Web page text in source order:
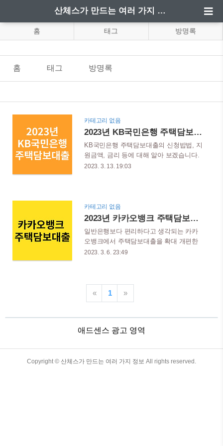
산체스가 만드는 여러 가지 정보
홈 태그 방명록
홈 태그 방명록
카테고리 없음
2023년 KB국민은행 주택담보대출 신청방법
KB국민은행 주택담보대출의 신청밥법, 지
원금액, 금리 등에 대해 알아 보겠습니다.
정확한 명칭은 'KB 주택담보대출' 이며, 투
다. 목차 KB주택담보대출 상품의 특징 혼
합금이와 변동금리 중 선택이 가능한 주택
담보대출 대출신청자격 주택을 담보로 대
출을 신청하는 고객. (주택구입/신출/경락
주택 구입자금대출 및 통장자동대출 포함)
대출금액 담보조사가격 및 소득금액, 다보
간 및 상환방법 대출기간 -일시상환(통장
자동대출 포함) : 최저 1년이상 최장 5년 이
내(통장자동대출은 1년) -분할상환(원금균
2023. 3. 13. 19:03
카테고리 없음
2023년 카카오뱅크 주택담보대출 신청방법
일반은행보다 편리하다고 생각되는 카카
오뱅크에서 주택담보대출을 확대 개편한
다. 얼마 전까지는 일부지역에서만 대출이
되는 편리한 주택담보 금융상품이다. 목차
카카오뱅크 주택담보대출 상품안내 신청
증명원으로 소득 입증이 가능한 사업소득
는 1주택 세대 매매계약을 체결하고 소유
권 이전이 완료되지 않은 경우 신청 가능 -
2023. 3. 6. 23:49
« 1 »
애드센스 광고 영역
Copyright © 산체스가 만드는 여러 가지 정보 All rights reserved.
TistoryWhaleSkin3.4